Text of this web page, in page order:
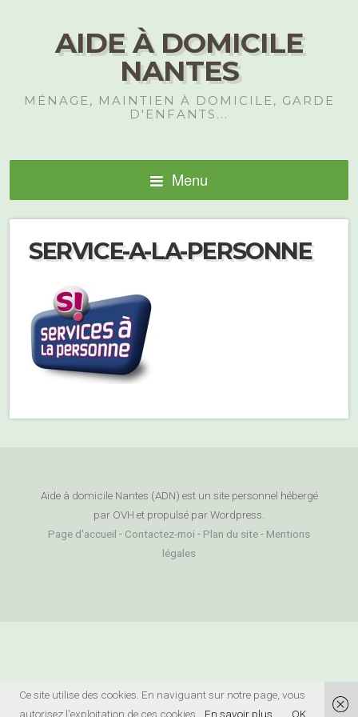
AIDE À DOMICILE
NANTES
MÉNAGE, MAINTIEN À DOMICILE, GARDE
D'ENFANTS...
Menu
SERVICE-A-LA-PERSONNE
Aide à domicile Nantes (ADN) est un site personnel hébergé
par OVH et propulsé par Wordpress.
Page d'accueil - Contactez-moi - Plan du site- Mentions
légales
Ce site utilise des cookies. En naviguant sur notre page, vous
autorisez l'exploitation de ces cookies.
En savoir plus OK